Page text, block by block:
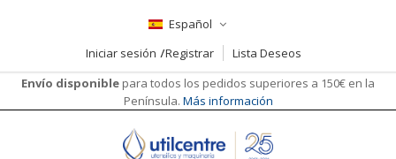
Español
Iniciar sesión
Registrar
Lista Deseos
Envío disponible para todos los pedidos superiores a 150€ en la
Península. Más información